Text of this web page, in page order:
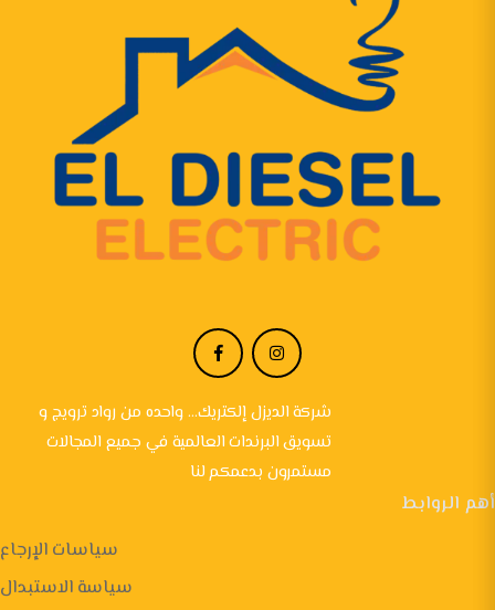
شركة الديزل إلكتريك... واحده من رواد ترويج و
تسويق البرندات العالمية في جميع المجالات
مستمرون بدعمكم لنا
أهم الروابط
سياسات الإرجاع
سياسة الاستبدال